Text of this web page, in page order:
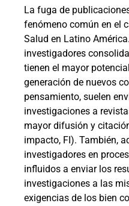
La fuga de
fenómeno común en el
Salud en Latino
investigadores
tienen el mayor
generación de nuevos
pensamiento, suelen
investigaciones a
mayor difusión y
impacto, FI). También,
investigadores en
influidos a enviar los
investigaciones a las
exigencias de los bien